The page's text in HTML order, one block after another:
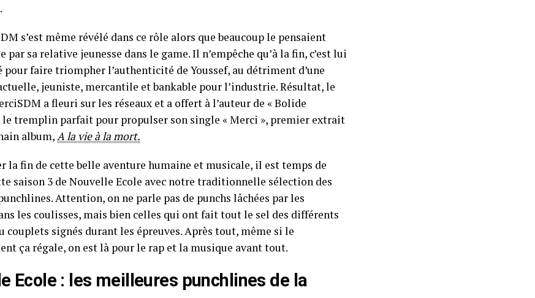
s’est même révélé dans ce rôle alors que beaucoup le pensaient
sa relative jeunesse dans le game. Il n’empêche qu’à la fin, c’est lui
pour faire triompher l’authenticité de Youssef, au détriment d’une
jeuniste, mercantile et bankable pour l’industrie. Résultat, le
a fleuri sur les réseaux et a offert à l’auteur de « Bolide
le tremplin parfait pour propulser son single « Merci », premier extrait
album,A la vie à la mort.
la fin de cette belle aventure humaine et musicale, il est temps de
saison 3 de Nouvelle Ecole avec notre traditionnelle sélection des
Attention, on ne parle pas de punchs lâchées par les
les coulisses, mais bien celles qui ont fait tout le sel des différents
couplets signés durant les épreuves. Après tout, même si le
ça régale, on est là pour le rap et la musique avant tout.
Ecole : les meilleures punchlines de la